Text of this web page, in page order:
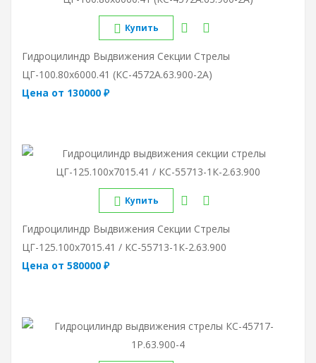
Купить
Гидроцилиндр Выдвижения Секции Стрелы
ЦГ-100.80х6000.41 (КС-4572А.63.900-2А)
Цена от 130000 ₽
Купить
Гидроцилиндр Выдвижения Секции Стрелы
ЦГ-125.100х7015.41 / КС-55713-1К-2.63.900
Цена от 580000 ₽